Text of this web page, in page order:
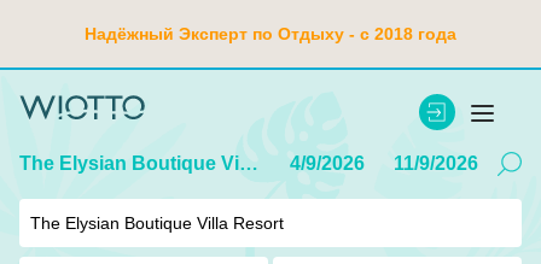
Надёжный Эксперт по Отдыху - с 2018 года
The Elysian Boutique Villa Resort 4/9/2026 11/9/2026